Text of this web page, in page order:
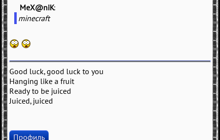
MeX@niK
minecraft
Good luck, good luck to you
Hanging like a fruit
Ready to be juiced
Juiced, juiced
Профиль